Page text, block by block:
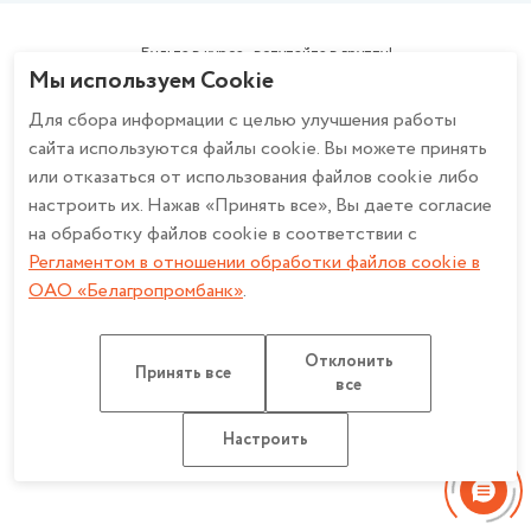
Cash-Pooling
Факторинг
Банкострахование
Дистанционное банковское обслуживание
Счет эскроу
использовании системы охранного телевидения в ОАО
«Белагропромбанк»
Описание и настройка файлов cookie
Регламент в отношении обработки файлов cookie в ОАО
«Белагропромбанк»
Политика конфиденциальности для мобильных приложений ОАО
«Белагропромбанк»
ОАО «Белагропромбанк». Лицензия на осуществление банковской
Будьте в курсе - вступайте в группу!
Работа с обращениями
Разработка сайта: Медиа Лайн
Настроить обработку Cookie
Мы используем Cookie
Для сбора информации с целью улучшения работы
сайта используются файлы cookie. Вы можете принять
или отказаться от использования файлов cookie либо
настроить их. Нажав «Принять все», Вы даете согласие
на обработку файлов cookie в соответствии с
Регламентом в отношении обработки файлов cookie в
ОАО «Белагропромбанк».
Принять все
Отклонить
все
Настроить